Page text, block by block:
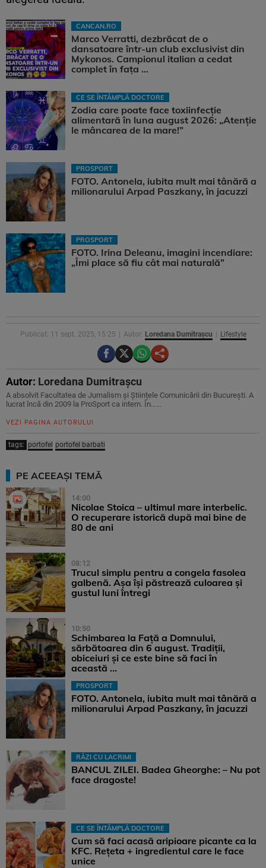
CANCAN.RO
Marco Verratti, dezbrăcat de o
dansatoare într-un club exclusivist din
Mykonos. Campionul italian a cedat
complet în fața ...
CE SE ÎNTÂMPLĂ DOCTORE
Zodia care poate face toxiinfecție
alimentară în luna august 2026: „Atenție
le mâncarea de la mare!”
PROSPORT
FOTO. Antonela, iubita mult mai tânără a
milionarului Arpad Paszkany, în jacuzzi
PROSPORT
FOTO. Irina Deleanu, imagini incendiare:
„Îmi place să fiu cât mai naturală”
Publicat: 11 sept. 2025, 15:25 Autor: Loredana Dumitrașcu Lifestyle
Autor: Loredana Dumitrașcu
A absolvit Facultatea de Jurnalism și Științele Comunicării din București. A
lucrat încă din 2009 la ProSport ca intern. În…...
VEZI PAGINA AUTORULUI
tags: portofel portofel barbati
PE ACEEAȘI TEMĂ
14:00
Nicolae Stoica – ultimul mare interbelic.
O recuperare istorică după mai bine de
80 de ani
08:12
Trucul simplu pentru a congela fasolea
galbenă. Așa își păstrează culoarea și
gustul luni întregi
10:50
Schimbarea la Față a Domnului,
sărbătoarea din 6 august. Tradiții,
obiceiuri și ce este bine să faci în
această ...
PROSPORT
FOTO. Antonela, iubita mult mai tânără a
milionarului Arpad Paszkany, în jacuzzi
RÂZI CU LACRIMI
BANCUL ZILEI. Badea Gheorghe: – Nu pot
face dragoste!
CE SE ÎNTÂMPLĂ DOCTORE
Cum să faci acasă aripioare picante ca la
KFC. Rețeta + ingredientul care le face
unice